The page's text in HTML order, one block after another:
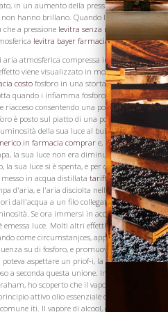
in un aumento della pressione di pollici
hanno brillano. Quando l'esperimento è
a pressione levitra senza ricetta generico
levitra bayer farmaciaofdinary.
atmosferica compressa in un caso e
viene visualizzato in modo
costo fosforo in una storta chiuso. La
quando i infiamma fosforo, attualmente
riacceso consentendo una porzione dell'aria
è posto sul piatto di una pompa d'aria,
della sua luce al buio piuttosto
in farmacia comprar e, nella quasi x
la sua luce non era diminuita. Quando
sua luce si è spenta, e per qualche
in acqua distillata tariffe levitra in
d'aria, e l'aria disciolta nell'acqua è stato
dall'acqua a un filo collegato ad esso, che
Se ora immersi in acqua comune, e
emessa luce. Molti altri effetti simili a
come circumstanjces, apparentemente
su di fosforo, e promuovono o
aspettare un priof-i, la sua unione
a seconda questa unione. In accordo con i
ho scoperto che il vapore di etere, olio
attivo olio essenziale che ho provato,
iti. Il vapore di alcool, di canfora, e
Visita la
Cantina